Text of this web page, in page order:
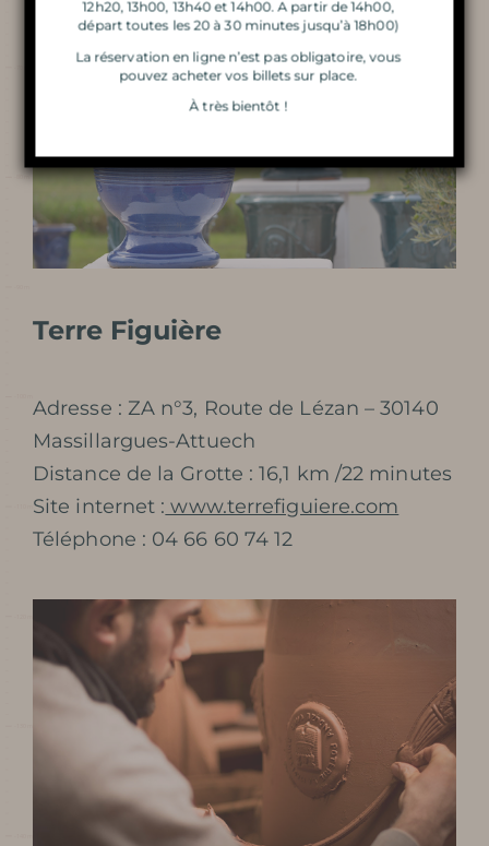
LA MAGIE DES LUMIÈRES
DE NOËL
En apprendre
plus
HISTOIRE
LE MYSTÈRE DES 100 000
CONSERVATION ET
PROTECTION DU SITE
PHOTOTHÈQUE
REVUE DE PRESSE
RÉCOMPENSES /
Terre Figuière
Adresse : ZA n°3, Route de Lézan – 30140
Massillargues-Attuech
Distance de la Grotte : 16,1 km /22 minutes
Site internet : www.terrefiguiere.com
Téléphone : 04 66 60 74 12
12h20, 13h00, 13h40 et 14h00. A partir de 14h00,
départ toutes les 20 à 30 minutes jusqu’à 18h00)
La réservation en ligne n’est pas obligatoire, vous
pouvez acheter vos billets sur place.
À très bientôt !